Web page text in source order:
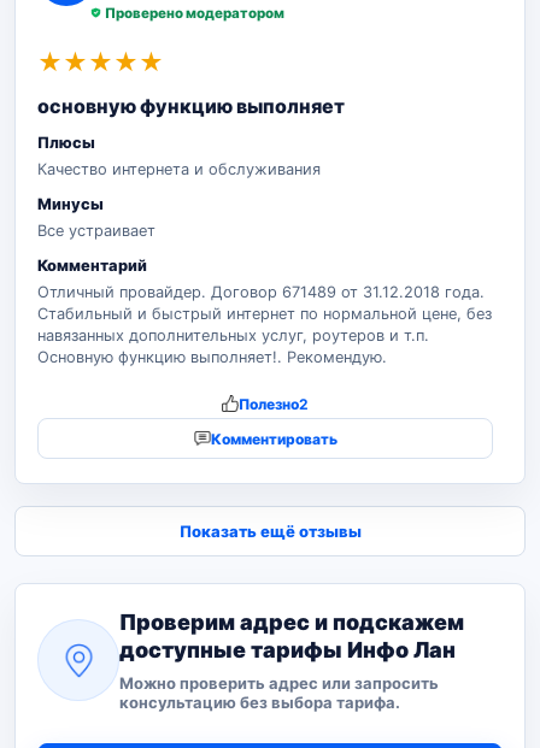
Проверено модератором
★★★★★
основную функцию выполняет
Плюсы
Качество интернета и обслуживания
Минусы
Все устраивает
Комментарий
Отличный провайдер. Договор 671489 от 31.12.2018 года.
Стабильный и быстрый интернет по нормальной цене, без
навязанных дополнительных услуг, роутеров и т.п.
Основную функцию выполняет!. Рекомендую.
Полезно2
Комментировать
Показать ещё отзывы
Проверим адрес и подскажем
доступные тарифы Инфо Лан
Можно проверить адрес или запросить
консультацию без выбора тарифа.